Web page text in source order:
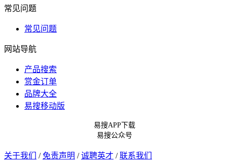
常见问题
常见问题
网站导航
产品搜索
赏金订单
品牌大全
易搜移动版
易搜APP下载
易搜公众号
关于我们 / 免责声明 / 诚聘英才 / 联系我们